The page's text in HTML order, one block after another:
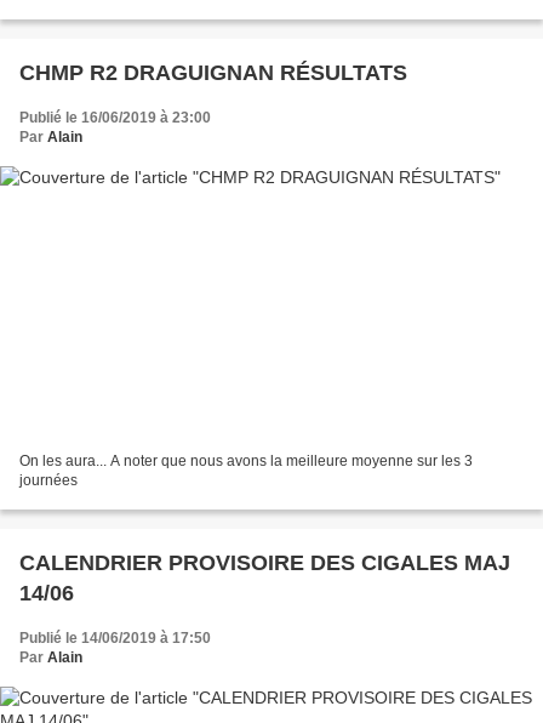
CHMP R2 DRAGUIGNAN RÉSULTATS
Publié le 16/06/2019 à 23:00
Par Alain
On les aura... A noter que nous avons la meilleure moyenne sur les 3
journées
CALENDRIER PROVISOIRE DES CIGALES MAJ
14/06
Publié le 14/06/2019 à 17:50
Par Alain